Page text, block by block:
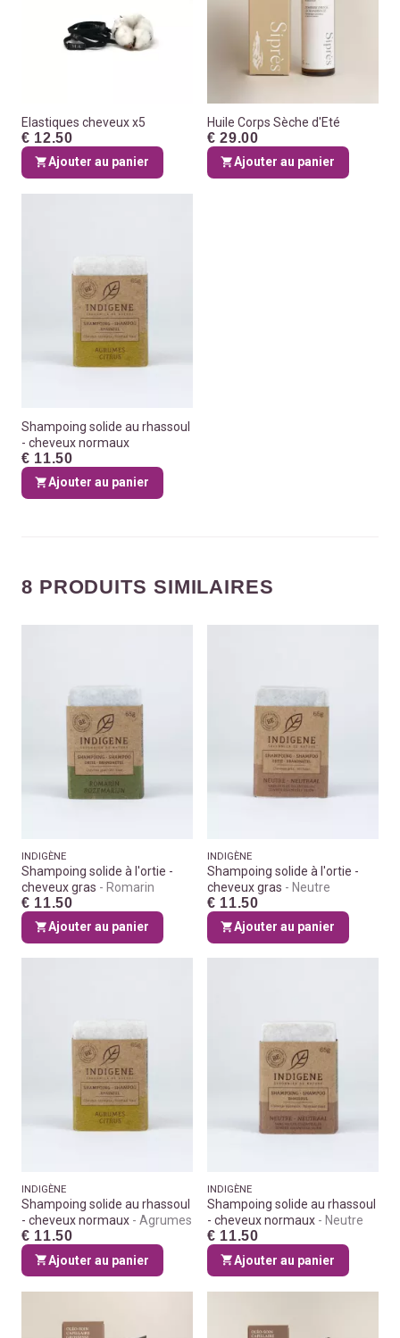
Elastiques cheveux x5
€ 12.50
Ajouter au panier
Huile Corps Sèche d'Eté
€ 29.00
Ajouter au panier
Shampoing solide au rhassoul
- cheveux normaux
€ 11.50
Ajouter au panier
8 PRODUITS SIMILAIRES
INDIGÈNE
Shampoing solide à l'ortie -
cheveux gras
Romarin
€ 11.50
Ajouter au panier
INDIGÈNE
Shampoing solide à l'ortie -
cheveux gras
Neutre
€ 11.50
Ajouter au panier
INDIGÈNE
Shampoing solide au rhassoul
- cheveux normaux
Agrumes
€ 11.50
Ajouter au panier
INDIGÈNE
Shampoing solide au rhassoul
- cheveux normaux
Neutre
€ 11.50
Ajouter au panier